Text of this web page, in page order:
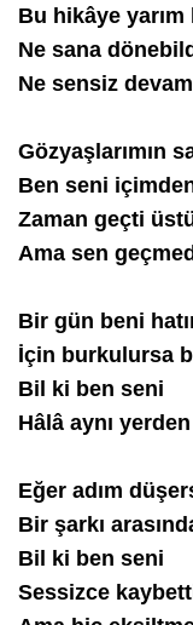
Bu hikâye yarım
Ne sana
Ne sensiz
Gözyaşlarımın
Ben seni
Zaman geçti
Ama sen
Bir gün beni
İçin burkulursa
Bil ki ben seni
Hâlâ aynı
Eğer adım
Bir şarkı
Bil ki ben seni
Sessizce